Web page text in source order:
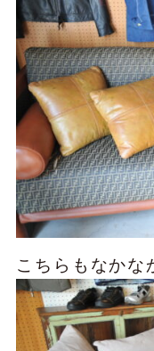
こちらもなかな